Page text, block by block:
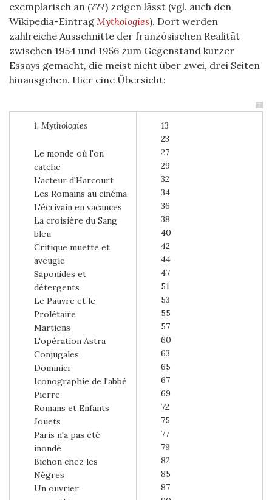
exemplarisch an (???) zeigen lässt (vgl. auch den
Wikipedia-Eintrag Mythologies). Dort werden
zahlreiche Ausschnitte der französischen Realität
zwischen 1954 und 1956 zum Gegenstand kurzer
Essays gemacht, die meist nicht über zwei, drei Seiten
hinausgehen. Hier eine Übersicht:
7
1. Mythologies
Le monde où l'on
catche
L'acteur d'Harcourt
Les Romains au cinéma
L'écrivain en vacances
La croisière du Sang
bleu
Critique muette et
aveugle
Saponides et
détergents
Le Pauvre et le
Prolétaire
Martiens
L'opération Astra
Conjugales
Dominici
Iconographie de l'abbé
Pierre
Romans et Enfants
Jouets
Paris n'a pas été
inondé
Bichon chez les
Nègres
Un ouvrier
13
23
27
29
32
34
36
38
40
42
44
47
51
53
55
57
60
63
65
67
69
72
75
77
79
82
85
87